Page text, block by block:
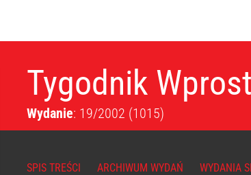
Tygodnik Wprost
Wydanie: 19/2002 (1015)
SPIS TREŚCI ARCHIWUM WYDAŃ WYDANIA